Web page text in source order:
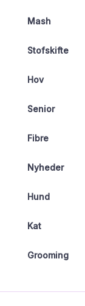
Mash
Stofskifte
Hov
Senior
Fibre
Nyheder
Hund
Kat
Grooming